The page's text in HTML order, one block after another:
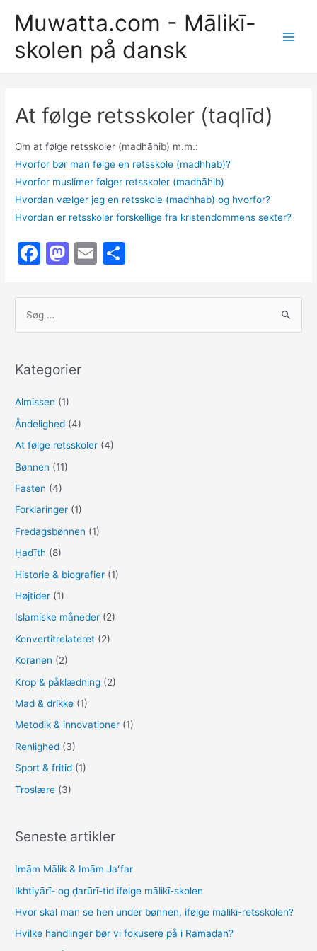
indholdet
Muwatta.com - Mālikī-
skolen på dansk
At følge retsskoler (taqlīd)
Om at følge retsskoler (madhāhib) m.m.:
Hvorfor bør man følge en retsskole (madhhab)?
Hvorfor muslimer følger retsskoler (madhāhib)
Hvordan vælger jeg en retsskole (madhhab) og hvorfor?
Hvordan er retsskoler forskellige fra kristendommens sekter?
F
c
e
o
k
M
st
o
E
ai ar
e
t
e
r
Kategorier
Almissen (1)
Åndelighed (4)
At følge retsskoler (4)
Bønnen (11)
Fasten (4)
Forklaringer (1)
Fredagsbønnen (1)
Ḥadīth (8)
Historie & biografier (1)
Højtider (1)
Islamiske måneder (2)
Konvertitrelateret (2)
Koranen (2)
Krop & påklædning (2)
Mad & drikke (1)
Metodik & innovationer (1)
Renlighed (3)
Sport & fritid (1)
Troslære (3)
Seneste artikler
Imām Mālik & Imām Jaʻfar
Ikhtiyārī- og ḍarūrī-tid ifølge mālikī-skolen
Hvor skal man se hen under bønnen, ifølge mālikī-retsskolen?
Hvilke handlinger bør vi fokusere på i Ramaḍān?